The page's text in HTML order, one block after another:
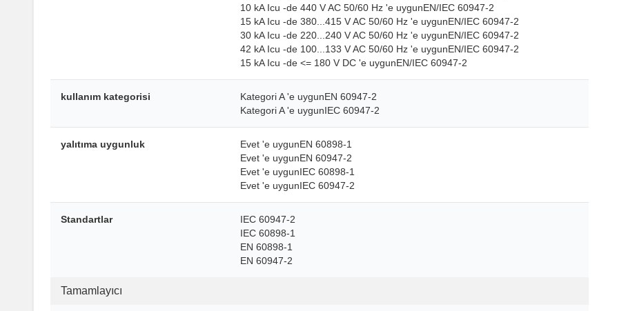
10 kA Icu -de 440 V AC 50/60 Hz 'e uygunEN/IEC 60947-2
15 kA Icu -de 380...415 V AC 50/60 Hz 'e uygunEN/IEC 60947-2
30 kA Icu -de 220...240 V AC 50/60 Hz 'e uygunEN/IEC 60947-2
42 kA Icu -de 100...133 V AC 50/60 Hz 'e uygunEN/IEC 60947-2
15 kA Icu -de <= 180 V DC 'e uygunEN/IEC 60947-2
kullanım kategorisi
Kategori A 'e uygunEN 60947-2
Kategori A 'e uygunIEC 60947-2
yalıtıma uygunluk
Evet 'e uygunEN 60898-1
Evet 'e uygunEN 60947-2
Evet 'e uygunIEC 60898-1
Evet 'e uygunIEC 60947-2
Standartlar
IEC 60947-2
IEC 60898-1
EN 60898-1
EN 60947-2
Tamamlayıcı